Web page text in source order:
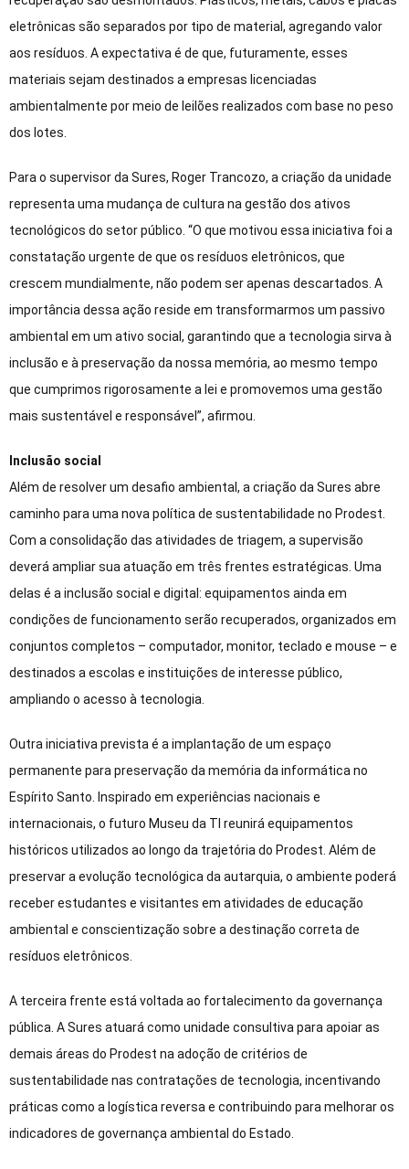
eletrônicas são separados por tipo de material, agregando valor
aos resíduos. A expectativa é de que, futuramente, esses
materiais sejam destinados a empresas licenciadas
ambientalmente por meio de leilões realizados com base no peso
dos lotes.
Para o supervisor da Sures, Roger Trancozo, a criação da unidade
representa uma mudança de cultura na gestão dos ativos
tecnológicos do setor público. “O que motivou essa iniciativa foi a
constatação urgente de que os resíduos eletrônicos, que
crescem mundialmente, não podem ser apenas descartados. A
importância dessa ação reside em transformarmos um passivo
ambiental em um ativo social, garantindo que a tecnologia sirva à
inclusão e à preservação da nossa memória, ao mesmo tempo
que cumprimos rigorosamente a lei e promovemos uma gestão
mais sustentável e responsável”, afirmou.
Inclusão social
Além de resolver um desafio ambiental, a criação da Sures abre
caminho para uma nova política de sustentabilidade no Prodest.
Com a consolidação das atividades de triagem, a supervisão
deverá ampliar sua atuação em três frentes estratégicas. Uma
delas é a inclusão social e digital: equipamentos ainda em
condições de funcionamento serão recuperados, organizados em
conjuntos completos – computador, monitor, teclado e mouse – e
destinados a escolas e instituições de interesse público,
ampliando o acesso à tecnologia.
Outra iniciativa prevista é a implantação de um espaço
permanente para preservação da memória da informática no
Espírito Santo. Inspirado em experiências nacionais e
internacionais, o futuro Museu da TI reunirá equipamentos
históricos utilizados ao longo da trajetória do Prodest. Além de
preservar a evolução tecnológica da autarquia, o ambiente poderá
receber estudantes e visitantes em atividades de educação
ambiental e conscientização sobre a destinação correta de
resíduos eletrônicos.
A terceira frente está voltada ao fortalecimento da governança
pública. A Sures atuará como unidade consultiva para apoiar as
demais áreas do Prodest na adoção de critérios de
sustentabilidade nas contratações de tecnologia, incentivando
práticas como a logística reversa e contribuindo para melhorar os
indicadores de governança ambiental do Estado.